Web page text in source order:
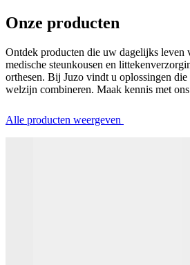
Onze producten
Ontdek producten die uw dagelijks leven
medische steunkousen en
orthesen. Bij Juzo vindt u oplossingen
welzijn combineren. Maak kennis met
Alle producten weergeven